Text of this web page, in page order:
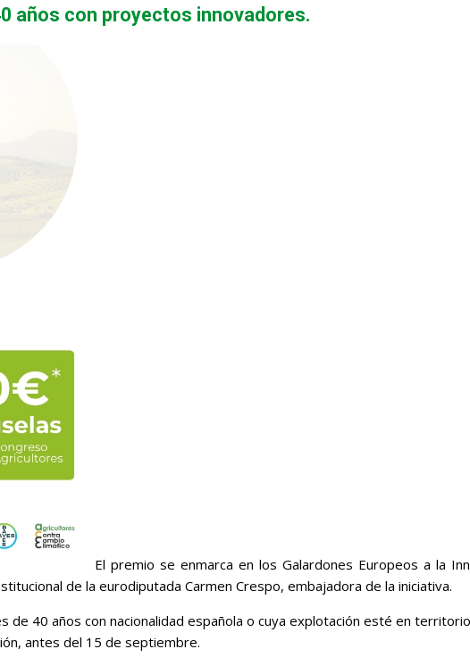
años con proyectos innovadores.
El premio se enmarca en los Galardones Europeos a la
de la eurodiputada Carmen Crespo, embajadora de la iniciativa.
40 años con nacionalidad española o cuya explotación esté en
antes del 15 de septiembre.